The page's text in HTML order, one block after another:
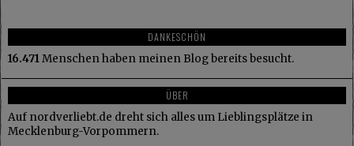
DANKESCHÖN
16.471Menschen haben meinen Blog bereits besucht.
ÜBER
Auf nordverliebt.de dreht sich alles um Lieblingsplätze in
Mecklenburg-Vorpommern.